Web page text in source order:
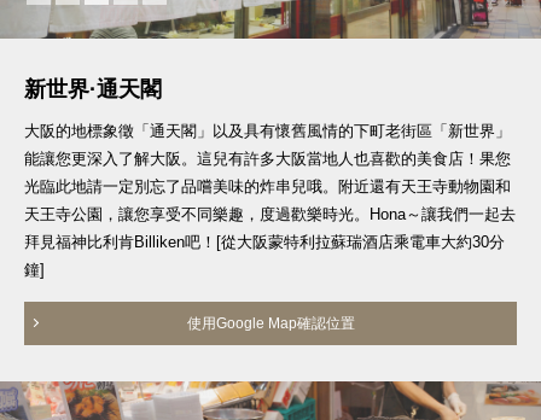
新世界·通天閣
大阪的地標象徵「通天閣」以及具有懷舊風情的下町老街區「新世界」
能讓您更深入了解大阪。這兒有許多大阪當地人也喜歡的美食店！果您
光臨此地請一定別忘了品嚐美味的炸串兒哦。附近還有天王寺動物園和
天王寺公園，讓您享受不同樂趣，度過歡樂時光。Hona～讓我們一起去
拜見福神比利肯Billiken吧！[從大阪蒙特利拉蘇瑞酒店乘電車大約30分
鐘]
使用Google Map確認位置